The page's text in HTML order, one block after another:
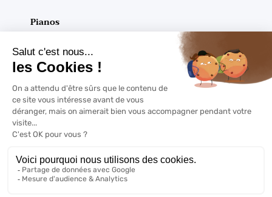
Pianos
Acoustiques
Numériques
Ouverture du magasin
Horaires :
De 9h30 à 12h30 et de 14h à 18h sur RDV
À noter
Copyrights @2022 | Pianormandie - Tout droits réservés -